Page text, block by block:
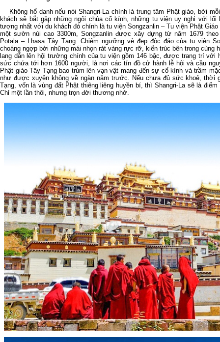
Không hổ danh nếu nói Shangri-La chính là trung tâm Phật giáo, bởi
khách sẽ bắt gặp những ngôi chùa cổ kính, những tu viện uy nghi với
tượng nhất với du khách đó chính là tu viện Songzanlin – Tu viện Phật
một sườn núi cao 3300m, Songzanlin được xây dựng từ năm 1679
Potala – Lhasa Tây Tạng. Chiêm ngưỡng vẻ đẹp độc đáo của tu viện
choáng ngợp bởi những mái nhọn rát vàng rực rỡ, kiến trúc bên trong cùng
lang dẫn lên hội trường chính của tu viện gồm 146 bậc, được trang trí
sức chứa tới hơn 1600 người, là nơi các tín đồ cử hành lễ hội và cầu
Phật giáo Tây Tạng bao trùm lên vạn vật mang đến sự cổ kính và trầm
như được xuyên không về ngàn năm trước. Nếu chưa đủ sức khoẻ, thời
Tạng, vốn là vùng đất Phật thiêng liêng huyền bí, thì Shangri-La sẽ là
Chỉ một lần thôi, nhưng trọn đời thương nhớ.